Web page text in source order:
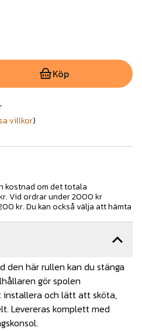
den här rullen kan du stänga
gör spolen
och lätt att sköta,
Levereras komplett med
Köp
villkor)
kostnad om det totala
Vid ordrar under 2000 kr
kr. Du kan också välja att hämta